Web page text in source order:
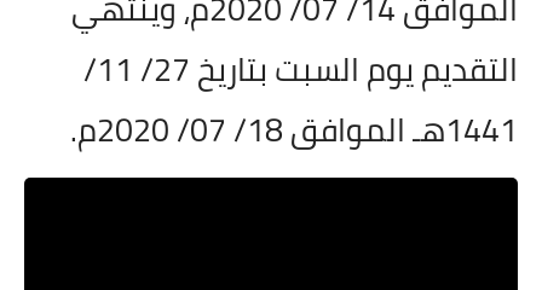
التقديم يوم السبت بتاريخ 27/ 11/
1441هـ الموافق 18/ 07/ 2020م.